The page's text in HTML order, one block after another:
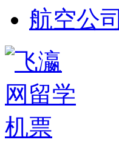
航空公司